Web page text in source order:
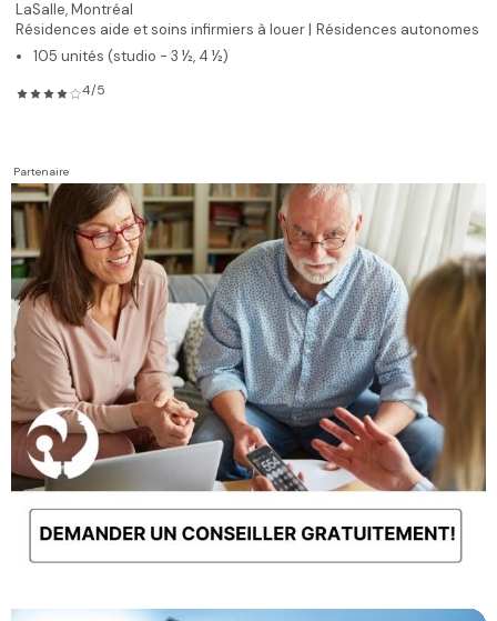
LaSalle,Montréal
Résidences aide et soins infirmiers à louer | Résidences autonomes
105 unités (studio - 3 ½, 4 ½)
4/5
Partenaire